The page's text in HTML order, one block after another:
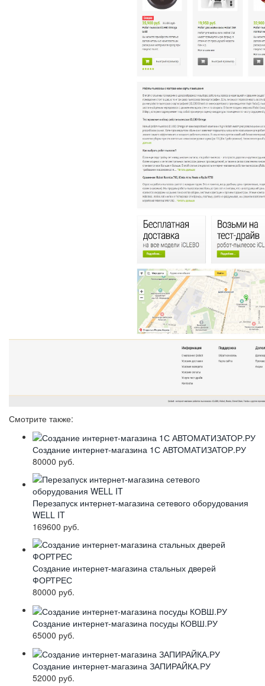
Смотрите также:
Создание интернет-магазина 1С АВТОМАТИЗАТОР.РУ
80000 руб.
Перезапуск интернет-магазина сетевого оборудования
WELL IT
169600 руб.
Создание интернет-магазина стальных дверей
ФОРТРЕС
80000 руб.
Создание интернет-магазина посуды КОВШ.РУ
65000 руб.
Создание интернет-магазина ЗАПИРАЙКА.РУ
52000 руб.